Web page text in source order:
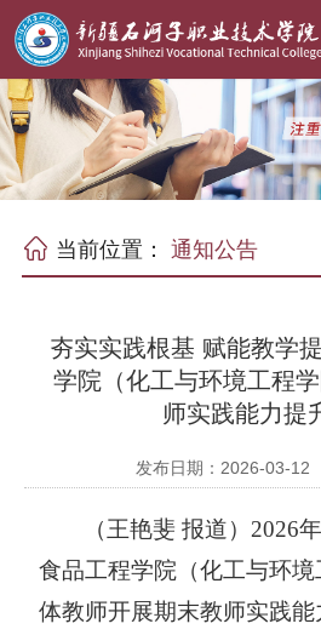
当前位置：通知公告
夯实实践根基 赋能教学
学院（化工与环境工程
师实践能力提
发布日期：2026-03-12
（王艳斐 报道） 2026
食品工程学院（化工与环
体教师开展期末教师实践能